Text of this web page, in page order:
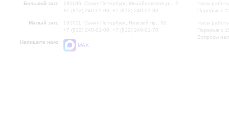
Большой зал:
191186, Санкт-Петербург, Михайловская ул., 2
+7 (812) 240-01-00, +7 (812) 240-01-80
Малый зал:
191011, Санкт-Петербург, Невский пр., 30
+7 (812) 240-01-00, +7 (812) 240-01-70
Напишите нам:
MAX
Часы
Перерыв с
Часы
Перерыв с
Вопросы